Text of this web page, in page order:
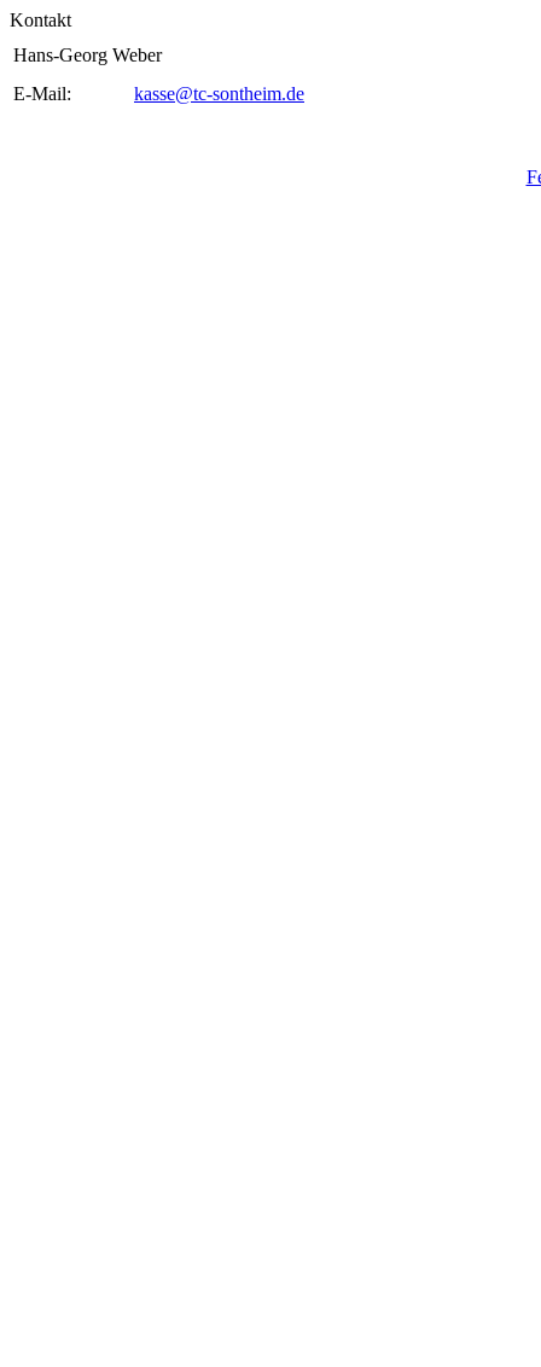
Kontakt
Hans-Georg Weber
E-Mail:
kasse@tc-sontheim.de